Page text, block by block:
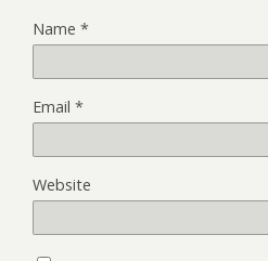
Name *
Email *
Website